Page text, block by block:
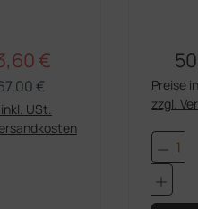
€
€
USt.
Anzahl: Gib
Preise
zzgl.